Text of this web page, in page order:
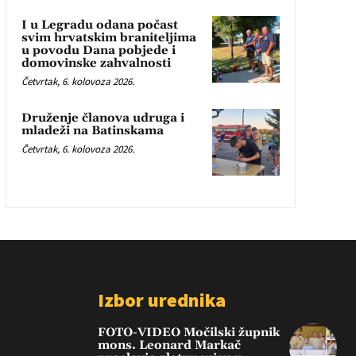
I u Legradu odana počast
svim hrvatskim braniteljima
u povodu Dana pobjede i
domovinske zahvalnosti
Četvrtak, 6. kolovoza 2026.
Druženje članova udruga i
mladeži na Batinskama
Četvrtak, 6. kolovoza 2026.
Izbor urednika
FOTO-VIDEO Močilski župnik
mons. Leonard Markač